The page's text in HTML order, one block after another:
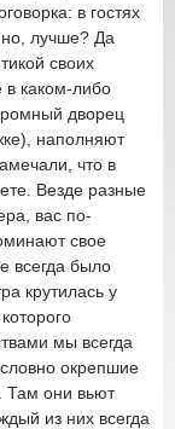
в гостях
лучше? Да
своих
каком-либо
дворец
наполняют
что в
Везде разные
вас по-
свое
всегда было
крутилась у
мы всегда
окрепшие
Там они вьют
из них всегда